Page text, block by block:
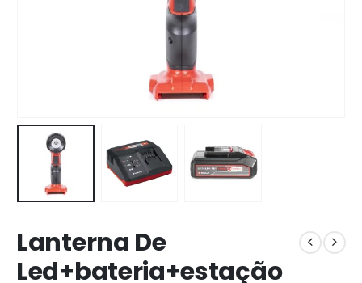
Lanterna De
Led+bateria+estação